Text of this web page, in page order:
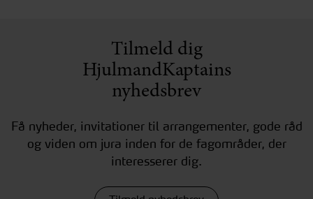
Tilmeld dig
HjulmandKaptains
nyhedsbrev
Få nyheder, invitationer til arrangementer, gode råd
og viden om jura inden for de fagområder, der
interesserer dig.